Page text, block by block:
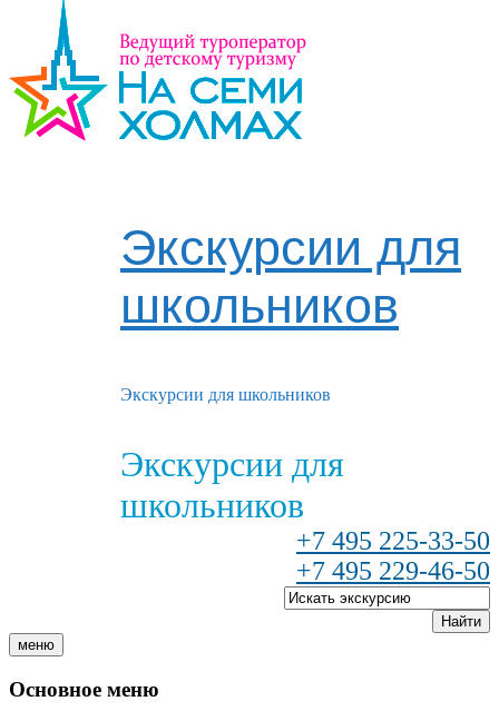
Экскурсии для
школьников
Экскурсии для школьников
Экскурсии для
школьников
+7 495 225-33-50
+7 495 229-46-50
Найти
меню
Основное меню